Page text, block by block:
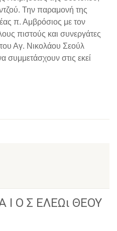
Την παραμονή της
π. Αμβρόσιος με τον
πιστούς και συνεργάτες
Αγ. Νικολάου Σεούλ
συμμετάσχουν στις εκεί
Ο Σ ΕΛΕΩι ΘΕΟΥ